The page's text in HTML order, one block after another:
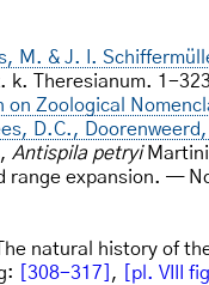
M. & J. I.
k. Theresianum. 1-
on Zoological
D.C.,
Antispila petryi
range expansion. —
natural history of
[308-317] , [pl. VIII